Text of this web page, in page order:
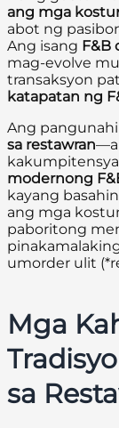
ang mga
abot ng
Ang isang F&B
mag-evolve
transaksyon
katapatan ng
Ang
sa restawran
modernong
kayang
ang mga
paboritong
umorder ulit
Mga
sa